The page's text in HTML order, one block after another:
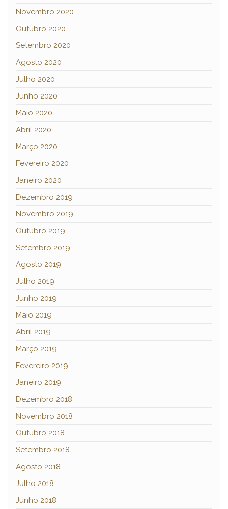
Novembro 2020
Outubro 2020
Setembro 2020
Agosto 2020
Julho 2020
Junho 2020
Maio 2020
Abril 2020
Março 2020
Fevereiro 2020
Janeiro 2020
Dezembro 2019
Novembro 2019
Outubro 2019
Setembro 2019
Agosto 2019
Julho 2019
Junho 2019
Maio 2019
Abril 2019
Março 2019
Fevereiro 2019
Janeiro 2019
Dezembro 2018
Novembro 2018
Outubro 2018
Setembro 2018
Agosto 2018
Julho 2018
Junho 2018